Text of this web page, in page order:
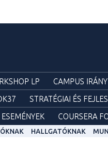
LP CAMPUS
STRATÉGIAI ÉS
COURSERA
HALLGATÓKNAK